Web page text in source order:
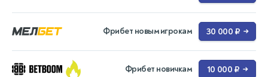
Фрибет новым игрокам 30 000 ₽ →
Фрибет новичкам 10 000 ₽ →